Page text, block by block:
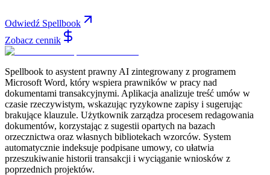
Odwiedź Spellbook
Zobacz cennik
Spellbook to asystent prawny AI zintegrowany z programem
Microsoft Word, który wspiera prawników w pracy nad
dokumentami transakcyjnymi. Aplikacja analizuje treść umów w
czasie rzeczywistym, wskazując ryzykowne zapisy i sugerując
brakujące klauzule. Użytkownik zarządza procesem redagowania
dokumentów, korzystając z sugestii opartych na bazach
orzecznictwa oraz własnych bibliotekach wzorców. System
automatycznie indeksuje podpisane umowy, co ułatwia
przeszukiwanie historii transakcji i wyciąganie wniosków z
poprzednich projektów.